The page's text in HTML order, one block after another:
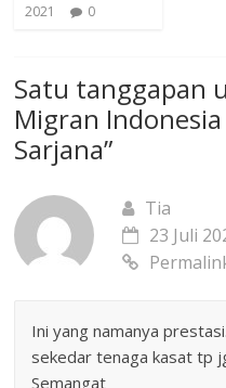
2021
0
Satu tanggapan
Migran
Sarjana”
Tia
23 Juli
Ini yang namanya
sekedar tenaga kasat tp
Semangat